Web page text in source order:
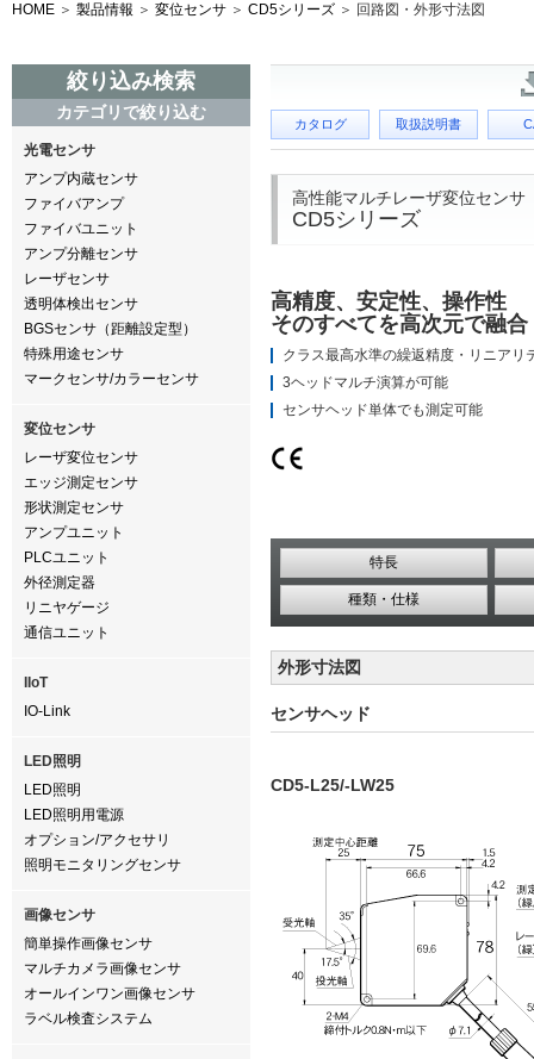
HOME 製品情報 変位センサ CD5シリーズ 回路図・外形寸法図
絞り込み検索
カテゴリで絞り込む
光電センサ
アンプ内蔵センサ
ファイバアンプ
ファイバユニット
アンプ分離センサ
レーザセンサ
透明体検出センサ
BGSセンサ（距離設定型）
特殊用途センサ
マークセンサ/カラーセンサ
変位センサ
レーザ変位センサ
エッジ測定センサ
形状測定センサ
アンプユニット
PLCユニット
外径測定器
リニヤゲージ
通信ユニット
IIoT
IO-Link
LED照明
LED照明
LED照明用電源
オプション/アクセサリ
照明モニタリングセンサ
画像センサ
簡単操作画像センサ
マルチカメラ画像センサ
オールインワン画像センサ
ラベル検査システム
カタログ 取扱説明書
高性能マルチレーザ変位センサ
CD5シリーズ
高精度、安定性、操作性
そのすべてを高次元で融合
クラス最高水準の繰返精度・リニアリ
3ヘッドマルチ演算が可能
センサヘッド単体でも測定可能
特長
種類・仕様
外形寸法図
センサヘッド
CD5-L25/-LW25